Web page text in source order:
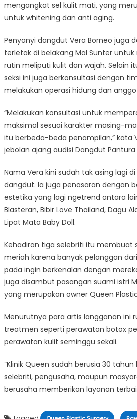
mengangkat sel kulit mati, yang
untuk whitening dan anti aging.
Penyanyi dangdut Vera Borneo juga
terletak di belakang Mal Sunter
rutin meliputi kulit dan wajah. Selain
seksi ini juga berkonsultasi dengan
melakukan operasi hidung dan
“Melakukan konsultasi untuk
maksimal sesuai karakter masing-
itu berbeda-beda penampilan,” kata
jebolan ajang audisi Dangdut Pantura
Nama Vera kini sudah tak asing lagi
dangdut. Ia juga penasaran dengan
estetika yang lagi ngetrend antara
Blasteran, Bibir Love Thailand, Dagu
Lipat Mata Baby Doll.
Kehadiran tiga selebriti itu membuat
meriah karena banyak pelanggan
pada ingin berkenalan dengan
juga disambut pasangan suami istri
yang merupakan owner Queen
Menurutnya para artis langganan ini
treatmen seperti perawatan botox
perawatan kulit seminggu sekali.
“Klinik Queen sudah berusia 30
selebriti, pengusaha, maupun
berusaha memberikan layanan